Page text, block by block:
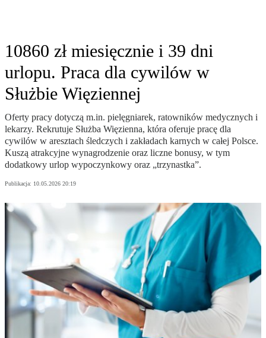
10860 zł miesięcznie i 39 dni
urlopu. Praca dla cywilów w
Służbie Więziennej
Oferty pracy dotyczą m.in. pielęgniarek, ratowników medycznych i
lekarzy. Rekrutuje Służba Więzienna, która oferuje pracę dla
cywilów w aresztach śledczych i zakładach karnych w całej Polsce.
Kuszą atrakcyjne wynagrodzenie oraz liczne bonusy, w tym
dodatkowy urlop wypoczynkowy oraz „trzynastka”.
Publikacja: 10.05.2026 20:19